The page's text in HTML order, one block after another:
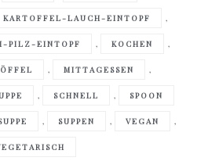
KARTOFFEL-LAUCH-EINTOPF ,
PILZ-EINTOPF , KOCHEN ,
, MITTAGESSEN ,
, SCHNELL , SPOON
, SUPPEN , VEGAN ,